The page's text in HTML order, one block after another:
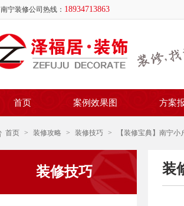
南宁装修公司热线： 18934713863
首页 案例效果图 方案
首页 > 装修攻略 > 装修技巧 > 【装修宝典】南宁
装修技巧 装